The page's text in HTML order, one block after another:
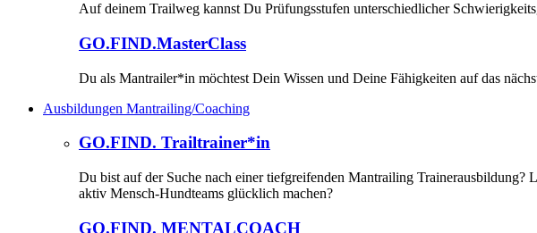
Auf deinem Trailweg kannst Du Prüfungsstufen unterschiedlicher
GO.FIND.MasterClass
Du als Mantrailer*in möchtest Dein Wissen und Deine Fähigkeiten auf das
Ausbildungen Mantrailing/Coaching
GO.FIND. Trailtrainer*in
Du bist auf der Suche nach einer tiefgreifenden Mantrailing
aktiv Mensch-Hundteams glücklich machen?
GO.FIND. MENTALCOACH